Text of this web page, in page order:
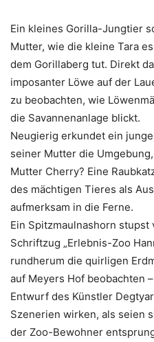
Ein kleines Gorilla-Jungtier
Mutter, wie die kleine Tara
dem Gorillaberg tut. Direkt
imposanter Löwe auf der
zu beobachten, wie
die Savannenanlage blickt.
Neugierig erkundet ein
seiner Mutter die
Mutter Cherry? Eine
des mächtigen Tieres als
aufmerksam in die Ferne.
Ein Spitzmaulnashorn
Schriftzug „Erlebnis-Zoo
rundherum die quirligen
auf Meyers Hof beobachten
Entwurf des Künstler
Szenerien wirken, als seien
der Zoo-Bewohner